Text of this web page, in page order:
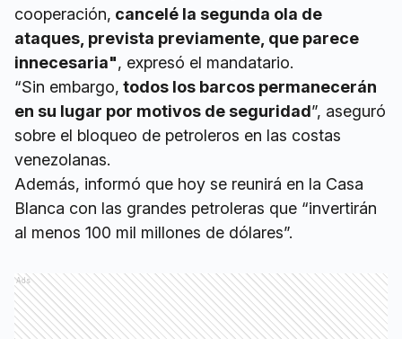
cooperación, cancelé la segunda ola de
ataques, prevista previamente, que parece
innecesaria", expresó el mandatario.
“Sin embargo, todos los barcos permanecerán
en su lugar por motivos de seguridad”, aseguró
sobre el bloqueo de petroleros en las costas
venezolanas.
Además, informó que hoy se reunirá en la Casa
Blanca con las grandes petroleras que “invertirán
al menos 100 mil millones de dólares”.
Ads